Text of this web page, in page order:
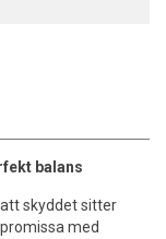
balans
skyddet sitter
med